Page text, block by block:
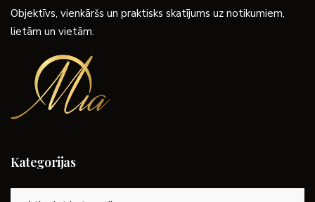
Objektīvs, vienkāršs un praktisks skatījums uz notikumiem,
lietām un vietām.
Kategorijas